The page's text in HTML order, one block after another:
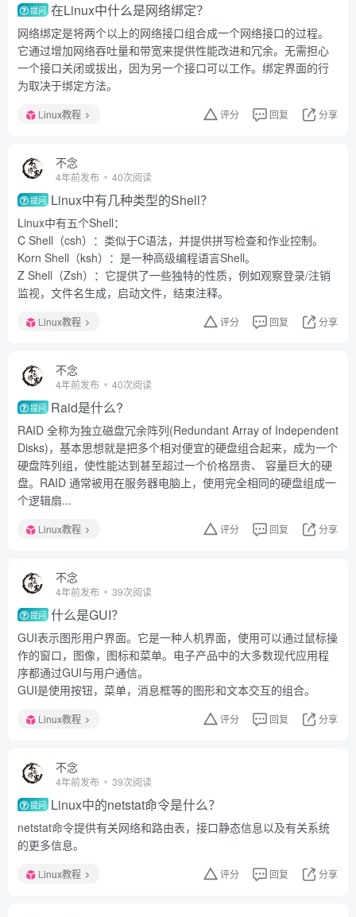
提问 在Linux中什么是网络绑定？
网络绑定是将两个以上的网络接口组合成一个网络接口的过程。
它通过增加网络吞吐量和带宽来提供性能改进和冗余。无需担心
一个接口关闭或拔出，因为另一个接口可以工作。绑定界面的行
为取决于绑定方法。
Linux教程 评分 回复 分享
不念
4年前发布 40次阅读
提问 Linux中有几种类型的Shell？
Linux中有五个Shell：
C Shell（csh）：类似于C语法，并提供拼写检查和作业控制。
Korn Shell（ksh）：是一种高级编程语言Shell。
Z Shell（Zsh）：它提供了一些独特的性质，例如观察登录/注销
监视，文件名生成，启动文件，结束注释。
Linux教程 评分 回复 分享
不念
4年前发布 40次阅读
提问 Raid是什么?
RAID 全称为独立磁盘冗余阵列(Redundant Array of Independent
Disks)，基本思想就是把多个相对便宜的硬盘组合起来，成为一个
硬盘阵列组，使性能达到甚至超过一个价格昂贵、 容量巨大的硬
盘。RAID 通常被用在服务器电脑上，使用完全相同的硬盘组成一
个逻辑扇...
Linux教程 评分 回复 分享
不念
4年前发布 39次阅读
提问 什么是GUI？
GUI表示图形用户界面。它是一种人机界面，使用可以通过鼠标操
作的窗口，图像，图标和菜单。电子产品中的大多数现代应用程
序都通过GUI与用户通信。
GUI是使用按钮，菜单，消息框等的图形和文本交互的组合。
Linux教程 评分 回复 分享
不念
4年前发布 39次阅读
提问 Linux中的netstat命令是什么？
netstat命令提供有关网络和路由表，接口静态信息以及有关系统
的更多信息。
Linux教程 评分 回复 分享